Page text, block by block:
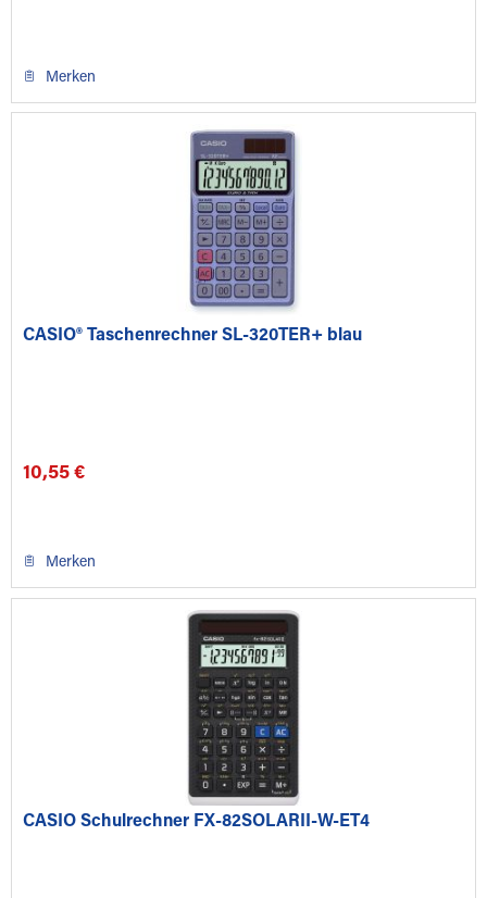
Merken
CASIO® Taschenrechner SL-320TER+ blau
10,55 €
Merken
CASIO Schulrechner FX-82SOLARII-W-ET4